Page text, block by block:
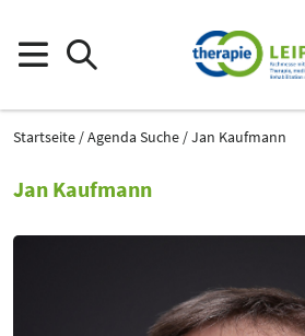
Startseite Agenda Suche
Jan Kaufmann
Jan Kaufmann